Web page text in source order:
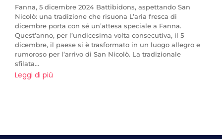
Fanna, 5 dicembre 2024 Battibidons, aspettando San
Nicolò: una tradizione che risuona L’aria fresca di
dicembre porta con sé un’attesa speciale a Fanna.
Quest’anno, per l’undicesima volta consecutiva, il 5
dicembre, il paese si è trasformato in un luogo allegro e
rumoroso per l’arrivo di San Nicolò. La tradizionale
sfilata...
Leggi di più